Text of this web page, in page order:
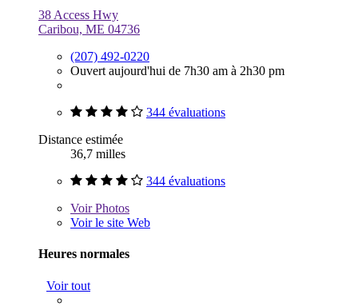
38 Access Hwy
Caribou, ME 04736
(207) 492-0220
Ouvert aujourd'hui de 7h30 am à 2h30 pm
344 évaluations
Distance estimée
36,7 milles
344 évaluations
VoirPhotos
Voir le site Web
Heures normales
Voir tout